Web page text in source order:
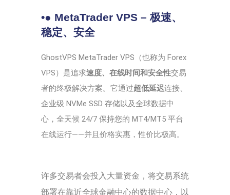
•● MetaTrader VPS – 极速、
稳定、安全
GhostVPS MetaTrader VPS（也称为 Forex
VPS）是追求速度、在线时间和安全性交易
者的终极解决方案。它通过超低延迟连接、
企业级 NVMe SSD 存储以及全球数据中
心，全天候 24/7 保持您的 MT4/MT5 平台
在线运行——并且价格实惠，性价比极高。
许多交易者会投入大量资金，将交易系统
部署在靠近全球金融中心的数据中心，以